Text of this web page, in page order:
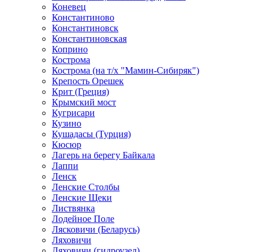
Коневец
Константиново
Константиновск
Константиновская
Коприно
Кострома
Кострома (на т/х "Мамин-Сибиряк")
Крепость Орешек
Крит (Греция)
Крымский мост
Кугрисари
Кузино
Кушадасы (Турция)
Кюсюр
Лагерь на берегу Байкала
Лаппи
Ленск
Ленские Столбы
Ленские Щеки
Листвянка
Лодейное Поле
Лясковичи (Беларусь)
Ляховичи